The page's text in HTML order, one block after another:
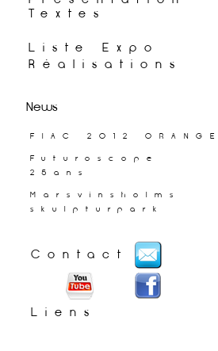
Textes
Liste Expo
Réalisations
News
FIAC 2012 ORANGE
Futuroscope
25ans
Marsvinsholms
skulpturpark
Contact
Liens